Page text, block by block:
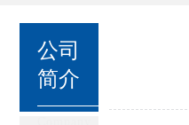
公司
简介